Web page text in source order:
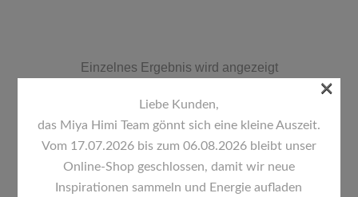
Einzelnes Ergebnis wird angezeigt
Standardsortierung
Liebe Kunden,
das Miya Himi Team gönnt sich eine kleine Auszeit.
Vom 17.07.2026 bis zum 06.08.2026 bleibt unser
Online-Shop geschlossen, damit wir neue
Inspirationen sammeln und Energie aufladen
×